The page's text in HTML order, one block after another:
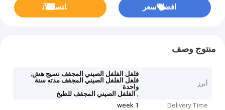
افضل سعر ﺎﺘﺼﻟ ﺍﻶﻧ
منتوج وصف
أبرز
فلفل الفلفل الصيني المجفف نسيج هش,
فلفل الفلفل الصيني المجفف مدته سنة
واحدة
, الفلفل الصيني المجفف للطبخ
Delivery Time
1 week